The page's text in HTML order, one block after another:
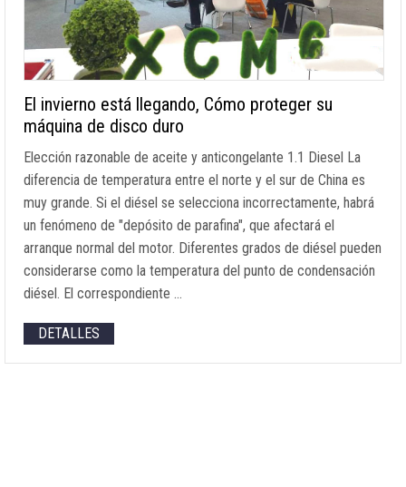
El invierno está llegando, Cómo proteger su
máquina de disco duro
Elección razonable de aceite y anticongelante 1.1 Diesel La
diferencia de temperatura entre el norte y el sur de China es
muy grande. Si el diésel se selecciona incorrectamente, habrá
un fenómeno de "depósito de parafina", que afectará el
arranque normal del motor. Diferentes grados de diésel pueden
considerarse como la temperatura del punto de condensación
diésel. El correspondiente …
DETALLES